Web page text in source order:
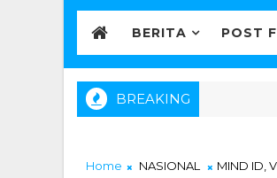
BERITA POST
BREAKING
Home NASIONAL
MIND ID,